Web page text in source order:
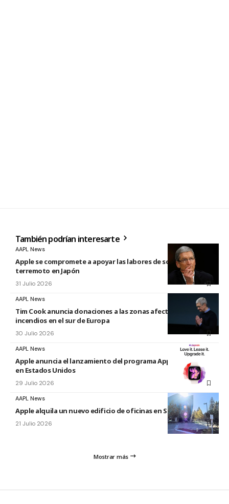
También podrían interesarte
AAPL News
Apple se compromete a apoyar las labores de socorro tras el
terremoto en Japón
31 Julio 2026
AAPL News
Tim Cook anuncia donaciones a las zonas afectadas por los
incendios en el sur de Europa
30 Julio 2026
AAPL News
Apple anuncia el lanzamiento del programa Apple Upgrade
en Estados Unidos
29 Julio 2026
AAPL News
Apple alquila un nuevo edificio de oficinas en Sunnyvale
21 Julio 2026
Mostrar más